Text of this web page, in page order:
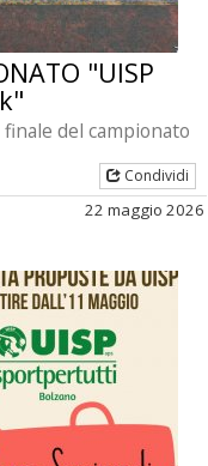
"UISP
del campionato
Condividi
22 maggio 2026